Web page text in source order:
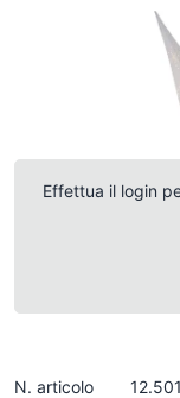
Effettua il login
N. articolo